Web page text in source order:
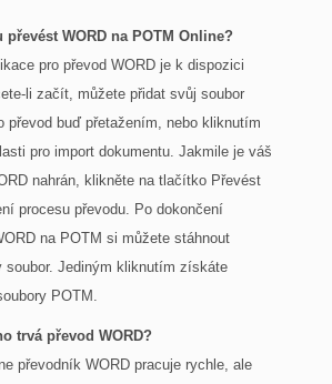
převést WORD na POTM Online?
pro převod WORD je k dispozici
li začít, můžete přidat svůj soubor
převod buď přetažením, nebo kliknutím
pro import dokumentu. Jakmile je váš
nahrán, klikněte na tlačítko Převést
procesu převodu. Po dokončení
na POTM si můžete stáhnout
soubor. Jediným kliknutím získáte
POTM.
trvá převod WORD?
převodník WORD pracuje rychle, ale